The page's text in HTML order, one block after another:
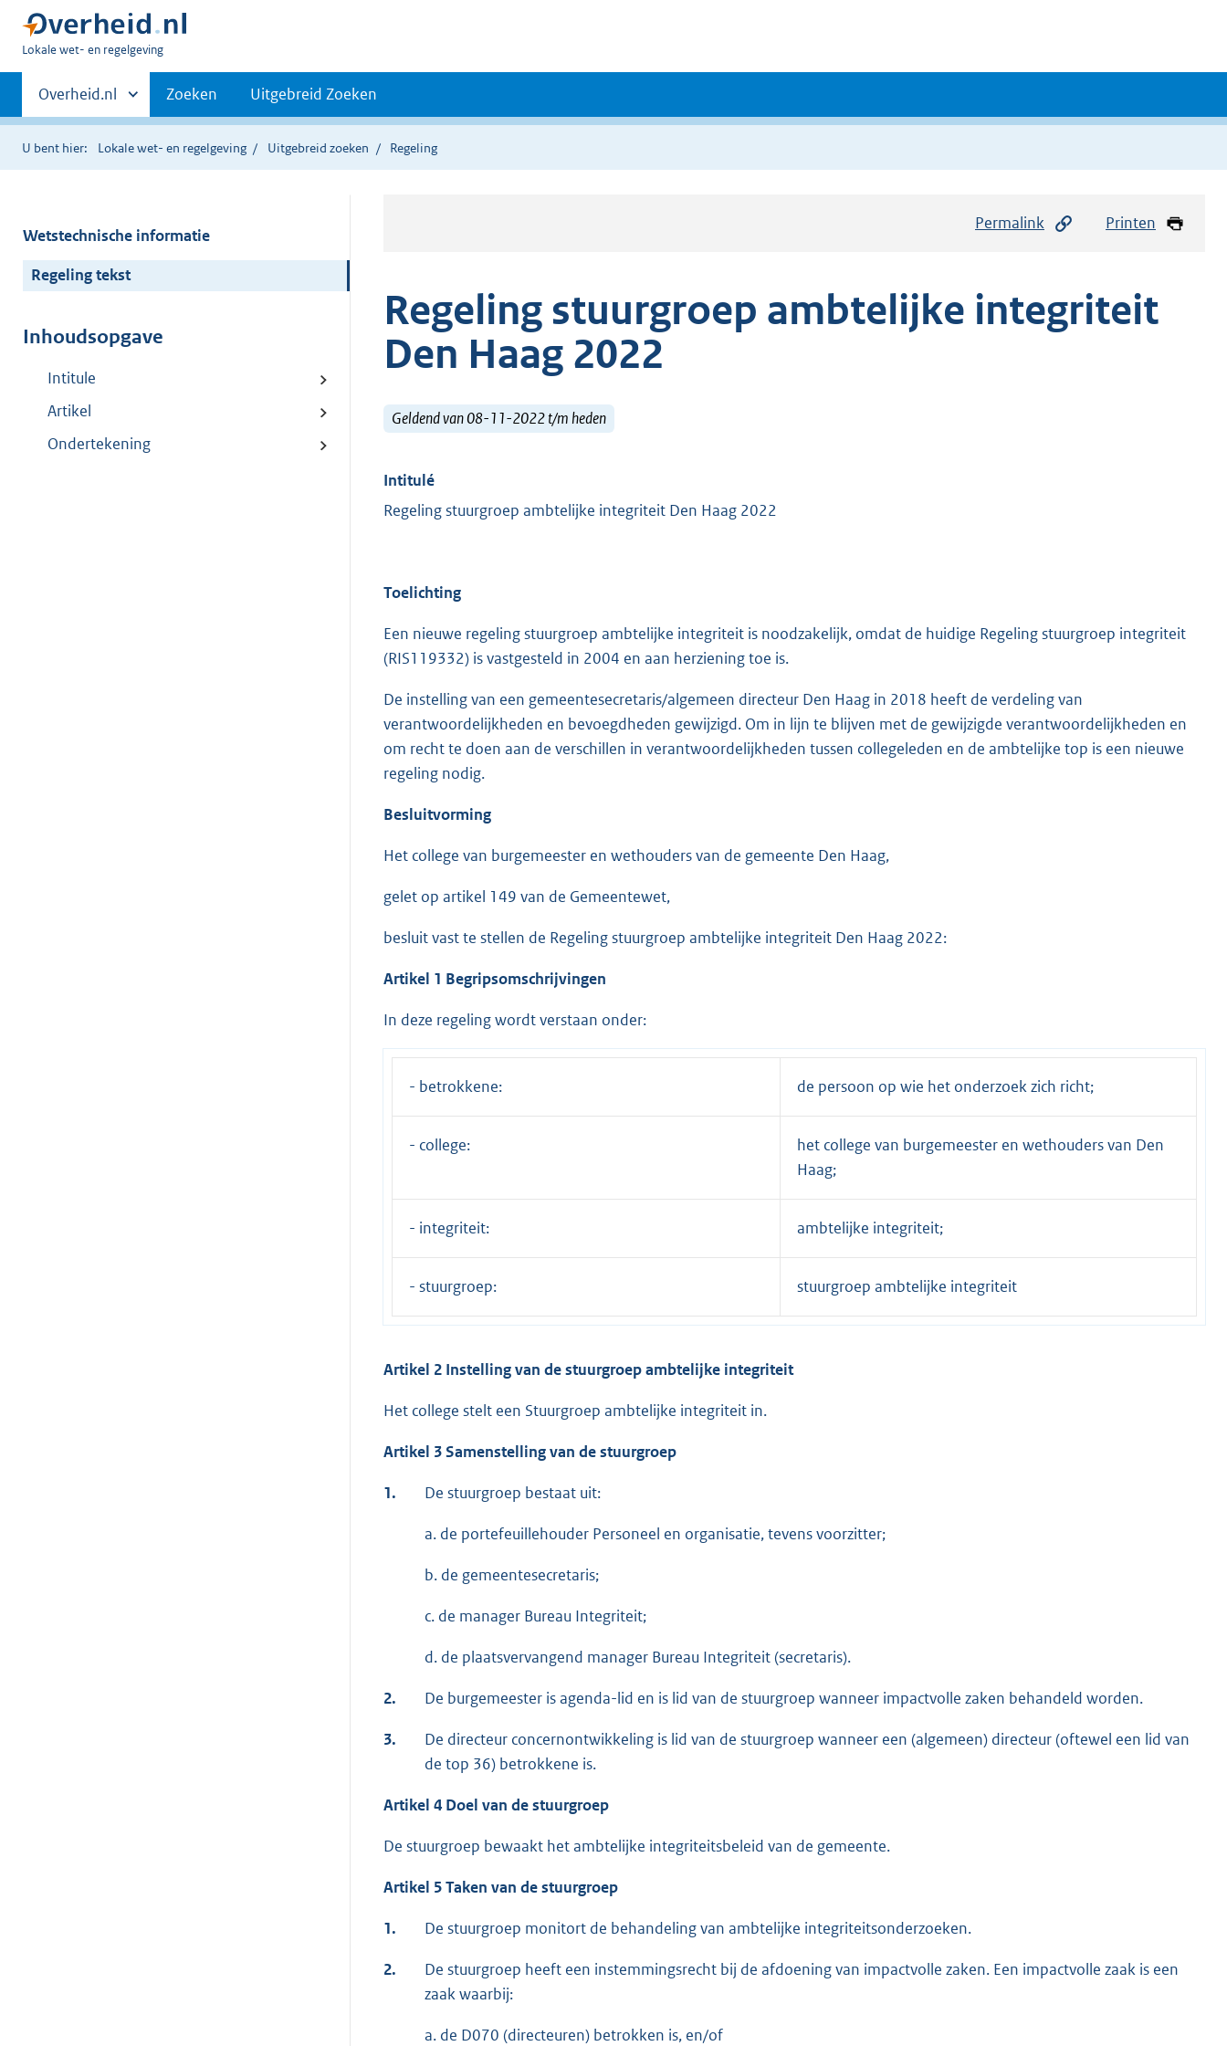
U
hier:
Lokale wet- en regelgeving
Primaire
navigatie
Andere
sites
binnen
Overheid.nl Zoeken Uitgebreid Zoeken
U bent hier: Lokale wet- en regelgeving Uitgebreid zoeken Regeling
Wetstechnische informatie
Regeling tekst
Inhoudsopgave
Intitule
Artikel
Ondertekening
Permalink Printen
Regeling stuurgroep ambtelijke integriteit
Den Haag 2022
Geldend van 08-11-2022 t/m heden
Intitulé
Regeling stuurgroep ambtelijke integriteit Den Haag 2022
Toelichting
Een nieuwe regeling stuurgroep ambtelijke integriteit is noodzakelijk, omdat de huidige Regeling stuurgroep integriteit
(RIS119332) is vastgesteld in 2004 en aan herziening toe is.
De instelling van een gemeentesecretaris/algemeen directeur Den Haag in 2018 heeft de verdeling van
verantwoordelijkheden en bevoegdheden gewijzigd. Om in lijn te blijven met de gewijzigde verantwoordelijkheden en
om recht te doen aan de verschillen in verantwoordelijkheden tussen collegeleden en de ambtelijke top is een nieuwe
regeling nodig.
Besluitvorming
Het college van burgemeester en wethouders van de gemeente Den Haag,
gelet op artikel 149 van de Gemeentewet,
besluit vast te stellen de Regeling stuurgroep ambtelijke integriteit Den Haag 2022:
Artikel 1 Begripsomschrijvingen
In deze regeling wordt verstaan onder:
- betrokkene: de persoon op wie het onderzoek zich richt;
- college:
het college van burgemeester en wethouders van Den
Haag;
- integriteit: ambtelijke integriteit;
- stuurgroep: stuurgroep ambtelijke integriteit
Artikel 2 Instelling van de stuurgroep ambtelijke integriteit
Het college stelt een Stuurgroep ambtelijke integriteit in.
Artikel 3 Samenstelling van de stuurgroep
1. De stuurgroep bestaat uit:
a. de portefeuillehouder Personeel en organisatie, tevens voorzitter;
b. de gemeentesecretaris;
c. de manager Bureau Integriteit;
d. de plaatsvervangend manager Bureau Integriteit (secretaris).
2. De burgemeester is agenda-lid en is lid van de stuurgroep wanneer impactvolle zaken behandeld worden.
3.
De directeur concernontwikkeling is lid van de stuurgroep wanneer een (algemeen) directeur (oftewel een lid van
de top 36) betrokkene is.
Artikel 4 Doel van de stuurgroep
De stuurgroep bewaakt het ambtelijke integriteitsbeleid van de gemeente.
Artikel 5 Taken van de stuurgroep
1. De stuurgroep monitort de behandeling van ambtelijke integriteitsonderzoeken.
2.
De stuurgroep heeft een instemmingsrecht bij de afdoening van impactvolle zaken. Een impactvolle zaak is een
zaak waarbij:
a. de D070 (directeuren) betrokken is, en/of